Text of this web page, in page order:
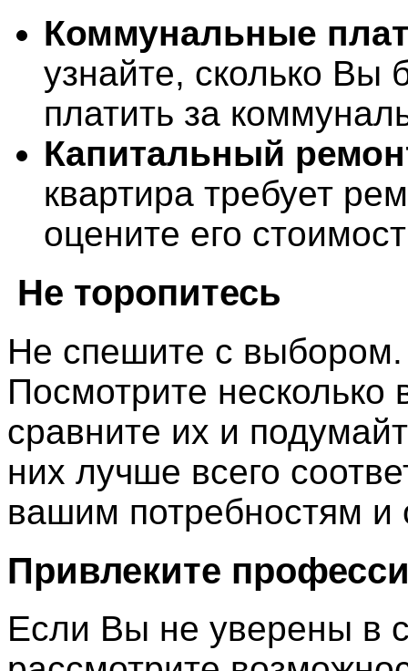
Коммунальные
узнайте, сколько Вы
платить за
Капитальный
квартира требует
оцените его
Не торопитесь
Не спешите с выбором.
Посмотрите несколько
сравните их и
них лучше всего
вашим потребностям
Привлеките
Если Вы не уверены в